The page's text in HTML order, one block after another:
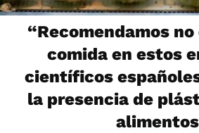
“Recomendamos
comida en estos
científicos
la presencia de
alimentos